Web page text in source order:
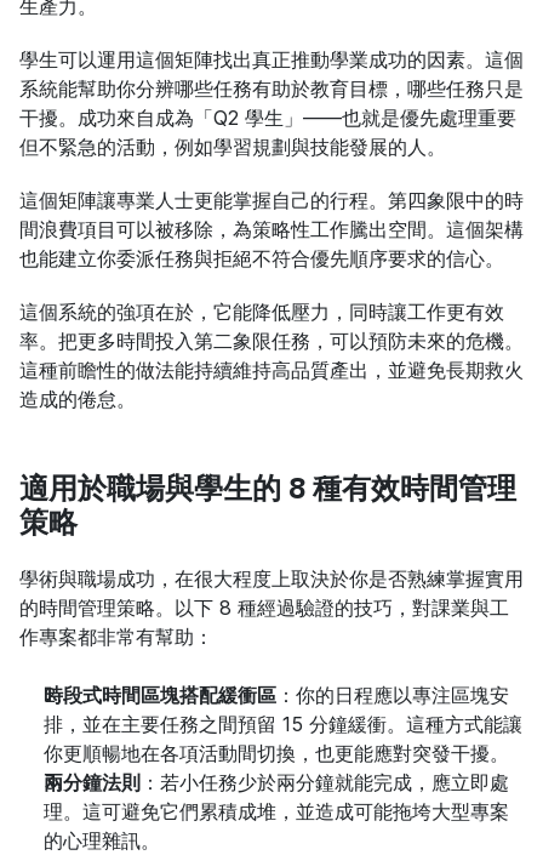
生產力。
學生可以運用這個矩陣找出真正推動學業成功的因素。這個
系統能幫助你分辨哪些任務有助於教育目標，哪些任務只是
干擾。成功來自成為「Q2 學生」——也就是優先處理重要
但不緊急的活動，例如學習規劃與技能發展的人。
這個矩陣讓專業人士更能掌握自己的行程。第四象限中的時
間浪費項目可以被移除，為策略性工作騰出空間。這個架構
也能建立你委派任務與拒絕不符合優先順序要求的信心。
這個系統的強項在於，它能降低壓力，同時讓工作更有效
率。把更多時間投入第二象限任務，可以預防未來的危機。
這種前瞻性的做法能持續維持高品質產出，並避免長期救火
造成的倦怠。
適用於職場與學生的 8 種有效時間管理
策略
學術與職場成功，在很大程度上取決於你是否熟練掌握實用
的時間管理策略。以下 8 種經過驗證的技巧，對課業與工
作專案都非常有幫助：
時段式時間區塊搭配緩衝區 ：你的日程應以專注區塊安
排，並在主要任務之間預留 15 分鐘緩衝。這種方式能讓
你更順暢地在各項活動間切換，也更能應對突發干擾。
兩分鐘法則 ：若小任務少於兩分鐘就能完成，應立即處
理。這可避免它們累積成堆，並造成可能拖垮大型專案
的心理雜訊。